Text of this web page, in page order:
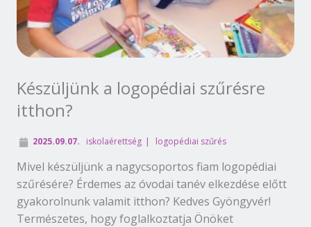
Készüljünk a logopédiai szűrésre
itthon?
2025.09.07. iskolaérettség logopédiai szűrés
Mivel készüljünk a nagycsoportos fiam logopédiai
szűrésére? Érdemes az óvodai tanév elkezdése előtt
gyakorolnunk valamit itthon? Kedves Gyöngyvér!
Természetes, hogy foglalkoztatja Önöket